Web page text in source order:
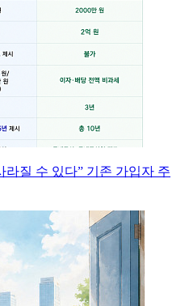
라질 수 있다” 기존 가입자 주